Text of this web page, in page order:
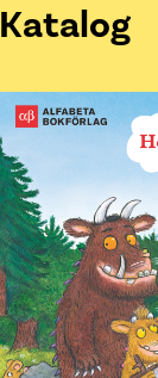
Katalog